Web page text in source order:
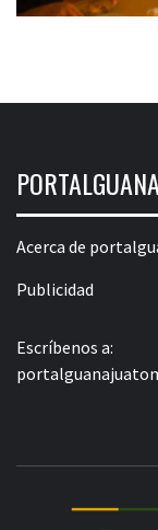
Acerca de
Publicidad
Escríbenos a: